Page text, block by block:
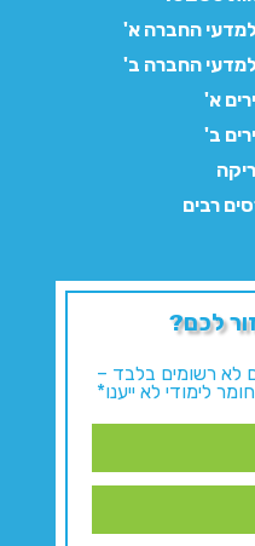
החברה א'
החברה ב'
א'
ב'
רבים
לכם?
לא רשומים בלבד –
לימודי לא ייענו*